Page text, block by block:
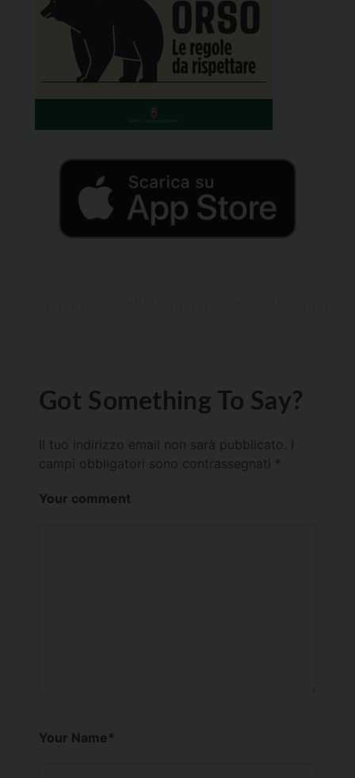
Got Something To Say?
Il tuo indirizzo email non sarà pubblicato.
campi obbligatori sono contrassegnati *
Your comment
Your Name*